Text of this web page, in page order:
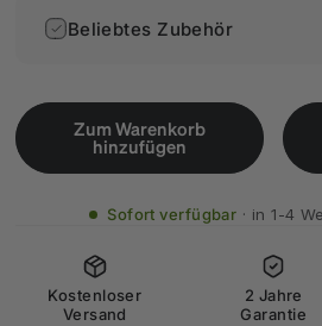
Beliebtes Zubehör
Zum Warenkorb
hinzufügen
Sofort verfügbar in 1-4
Kostenloser
Versand
2 Jahre
Garantie